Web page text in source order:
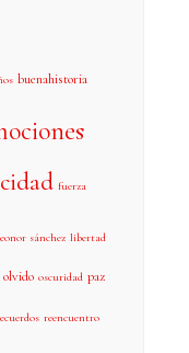
buenahistoria
fuerza
sánchez libertad
olvido oscuridad paz
reencuentro